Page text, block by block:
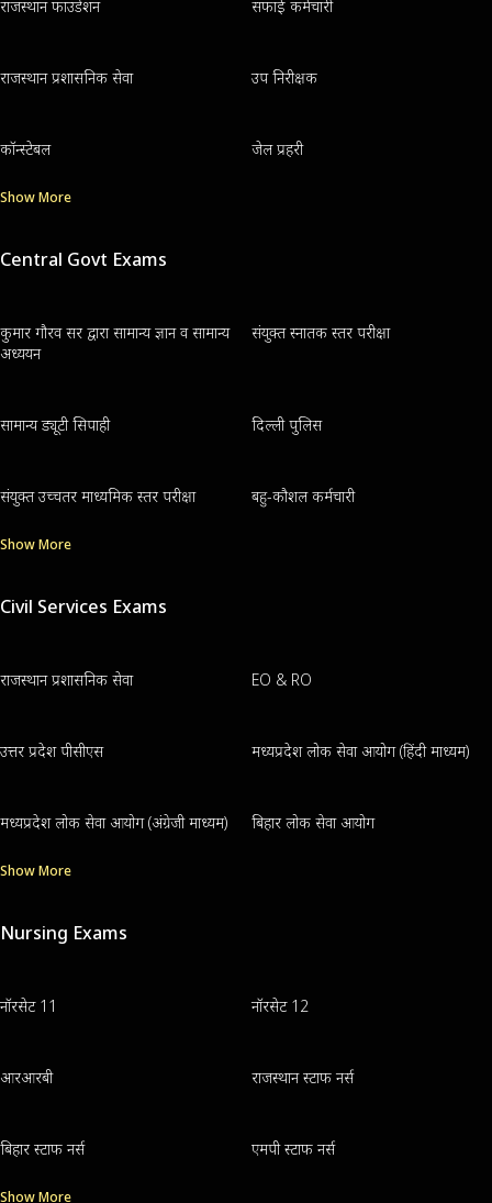
राजस्थान फाउंडेशन सफाई कर्मचारी
राजस्थान प्रशासनिक सेवा उप निरीक्षक
कॉन्स्टेबल जेल प्रहरी
Show More
Central Govt Exams
कुमार गौरव सर द्वारा सामान्य ज्ञान व सामान्य
अध्ययन
संयुक्त स्नातक स्तर परीक्षा
सामान्य ड्यूटी सिपाही दिल्ली पुलिस
संयुक्त उच्चतर माध्यमिक स्तर परीक्षा बहु-कौशल कर्मचारी
Show More
Civil Services Exams
राजस्थान प्रशासनिक सेवा EO & RO
उत्तर प्रदेश पीसीएस मध्यप्रदेश लोक सेवा आयोग (हिंदी माध्यम)
मध्यप्रदेश लोक सेवा आयोग (अंग्रेजी माध्यम) बिहार लोक सेवा आयोग
Show More
Nursing Exams
नॉरसेट 11 नॉरसेट 12
आरआरबी राजस्थान स्टाफ नर्स
बिहार स्टाफ नर्स एमपी स्टाफ नर्स
Show More